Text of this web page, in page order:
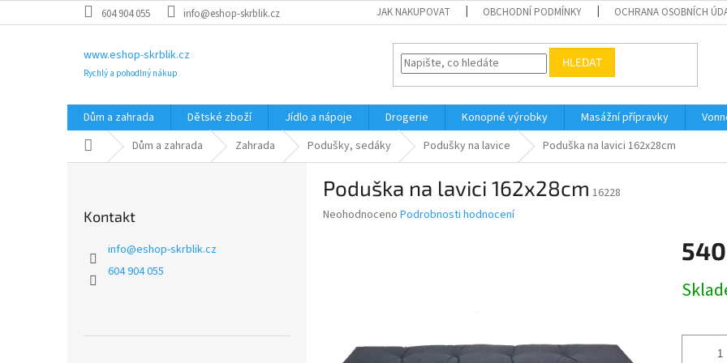
na
604 904 055 info@eshop-skrblik.cz JAK NAKUPOVAT OBCHODNÍ PODMÍNKY OCHRANA OSOBNÍCH
www.eshop-skrblik.cz
Rychlý a pohodlný nákup
HLEDAT
Dům a zahrada Dětské zboží Jídlo a nápoje Drogerie Konopné výrobky Masážní přípravky
Domů Dům a zahrada Zahrada Podušky, sedáky Podušky na lavice Poduška na lavici 162x28cm
Kontakt
info@eshop-skrblik.cz
604 904 055
Poduška na lavici 162x28cm 16228
Průměrné
Neohodnoceno Podrobnosti hodnocení
cena: